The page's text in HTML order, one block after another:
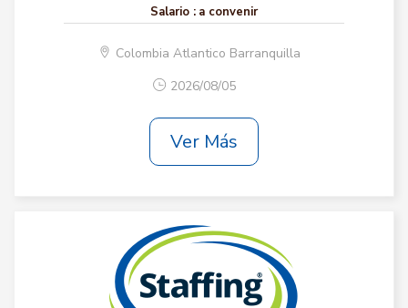
Salario : a convenir
Colombia Atlantico Barranquilla
2026/08/05
Ver Más